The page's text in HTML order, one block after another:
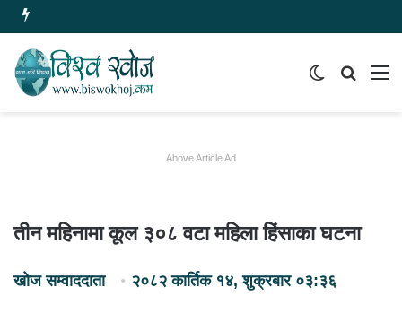
समाचार
Switch
Above Article Ad
तीन महिनामा कूल ३०८ वटा महिला हिंसाका घटना
खोज सम्वाददाता २०८२ कार्तिक १४, शुक्रबार ०३:३६